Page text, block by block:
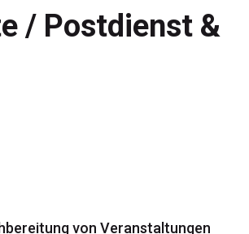
/ Postdienst &
von Veranstaltungen